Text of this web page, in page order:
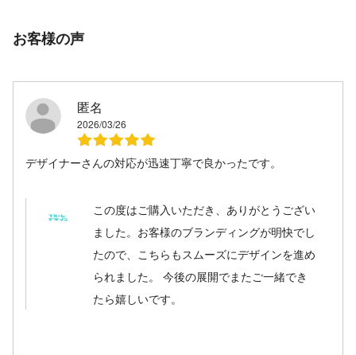
お客様の声
匿名
2026/03/26
デザイナーさんの対応が迅速丁寧で良かったです。
この度はご購入いただき、ありがとうござい
ました。お客様のブランディングが明快でし
たので、こちらもスムーズにデザインを進め
られました。 今後の展開でまたご一緒でき
たら嬉しいです。